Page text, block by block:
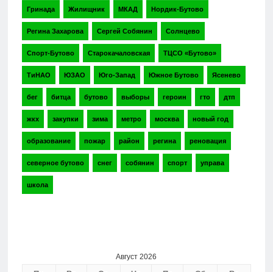
Гринада Жилищник МКАД Нордик-Бутово
Регина Захарова Сергей Собянин Солнцево
Спорт-Бутово Старокачаловская ТЦСО «Бутово»
ТиНАО ЮЗАО Юго-Запад Южное Бутово Ясенево
бег битца бутово выборы героин гто дтп
жкх закупки зима метро москва новый год
образование пожар район регина реновация
северное бутово снег собянин спорт управа
школа
Август 2026